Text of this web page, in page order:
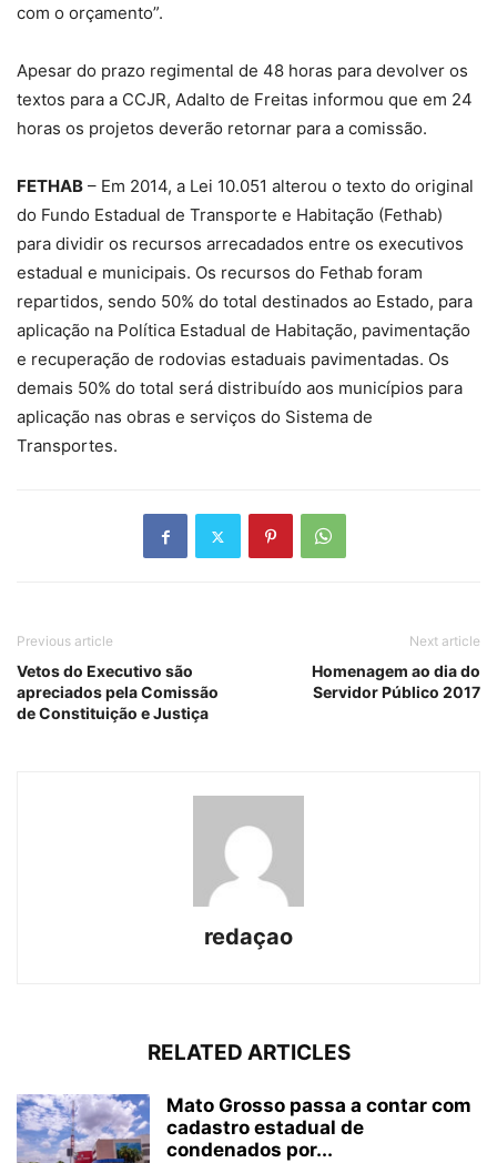
com o orçamento”.
Apesar do prazo regimental de 48 horas para devolver os
textos para a CCJR, Adalto de Freitas informou que em 24
horas os projetos deverão retornar para a comissão.
FETHAB – Em 2014, a Lei 10.051 alterou o texto do original
do Fundo Estadual de Transporte e Habitação (Fethab)
para dividir os recursos arrecadados entre os executivos
estadual e municipais. Os recursos do Fethab foram
repartidos, sendo 50% do total destinados ao Estado, para
aplicação na Política Estadual de Habitação, pavimentação
e recuperação de rodovias estaduais pavimentadas. Os
demais 50% do total será distribuído aos municípios para
aplicação nas obras e serviços do Sistema de
Transportes.
Previous article
Vetos do Executivo são
apreciados pela Comissão
de Constituição e Justiça
Next article
Homenagem ao dia do
Servidor Público 2017
redaçao
RELATED ARTICLES
Mato Grosso passa a contar com
cadastro estadual de
condenados por...